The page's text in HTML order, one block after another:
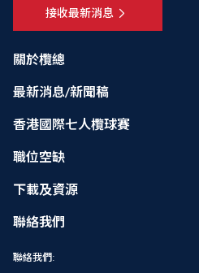
關於欖總
最新消息/新聞稿
香港國際七人欖球賽
職位空缺
下載及資源
聯絡我們
聯絡我們:
接收最新消息